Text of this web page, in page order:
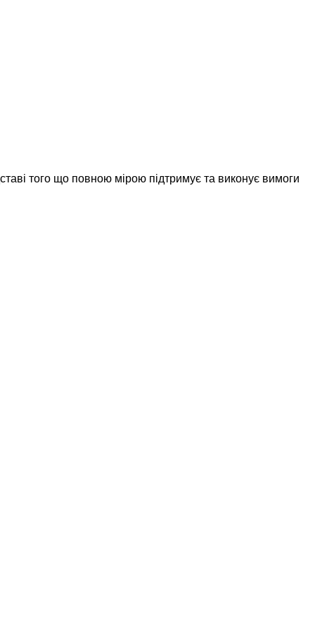
того що повною мірою підтримує та виконує вимоги